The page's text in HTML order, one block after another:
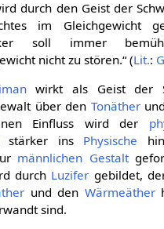
durch den Geist der
im Gleichgewicht
soll immer
nicht zu stören.“ (Lit.:
wirkt als Geist der
über den Tonäther
Einfluss wird der
ins Physische
männlichen Gestalt
durch Luzifer gebildet,
und den Wärmeäther
sind.